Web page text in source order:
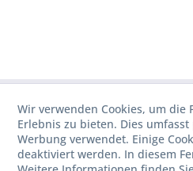
Wir verwenden Cookies, um
Erlebnis zu bieten. Dies
Werbung verwendet. Einige
deaktiviert werden. In diesem